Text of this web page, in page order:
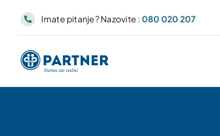
Imate pitanje? Nazovite : 080 020 207